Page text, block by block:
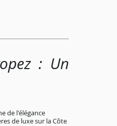
: Un
de l'élégance
de luxe sur la Côte